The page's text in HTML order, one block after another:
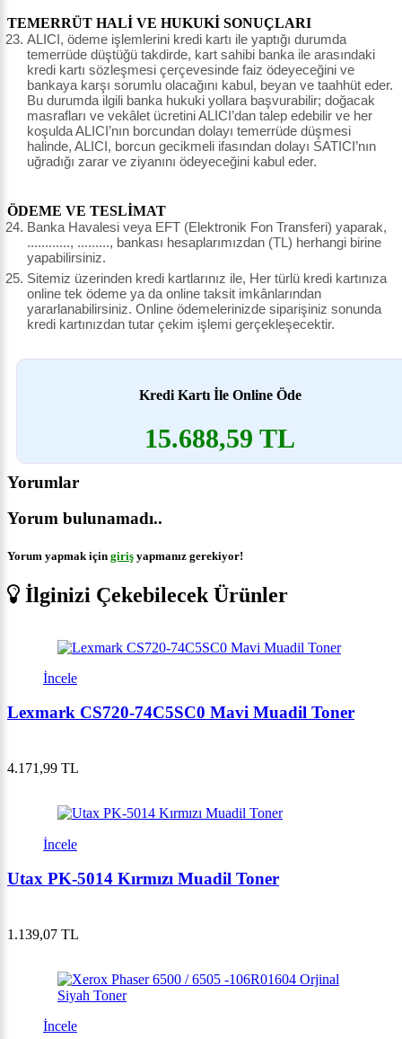
TEMERRÜT HALİ VE HUKUKİ SONUÇLARI
ALICI, ödeme işlemlerini kredi kartı ile yaptığı durumda
temerrüde düştüğü takdirde, kart sahibi banka ile arasındaki
kredi kartı sözleşmesi çerçevesinde faiz ödeyeceğini ve
bankaya karşı sorumlu olacağını kabul, beyan ve taahhüt eder.
Bu durumda ilgili banka hukuki yollara başvurabilir; doğacak
masrafları ve vekâlet ücretini ALICI’dan talep edebilir ve her
koşulda ALICI’nın borcundan dolayı temerrüde düşmesi
halinde, ALICI, borcun gecikmeli ifasından dolayı SATICI’nın
uğradığı zarar ve ziyanını ödeyeceğini kabul eder.
ÖDEME VE TESLİMAT
Banka Havalesi veya EFT (Elektronik Fon Transferi) yaparak,
............, ........., bankası hesaplarımızdan (TL) herhangi birine
yapabilirsiniz.
Sitemiz üzerinden kredi kartlarınız ile, Her türlü kredi kartınıza
online tek ödeme ya da online taksit imkânlarından
yararlanabilirsiniz. Online ödemelerinizde siparişiniz sonunda
kredi kartınızdan tutar çekim işlemi gerçekleşecektir.
Kredi Kartı İle Online Öde
15.688,59 TL
Yorumlar
Yorum bulunamadı..
Yorum yapmak için giriş yapmanız gerekiyor!
İlginizi Çekebilecek Ürünler
İncele
Lexmark CS720-74C5SC0 Mavi Muadil Toner
4.171,99 TL
İncele
Utax PK-5014 Kırmızı Muadil Toner
1.139,07 TL
İncele